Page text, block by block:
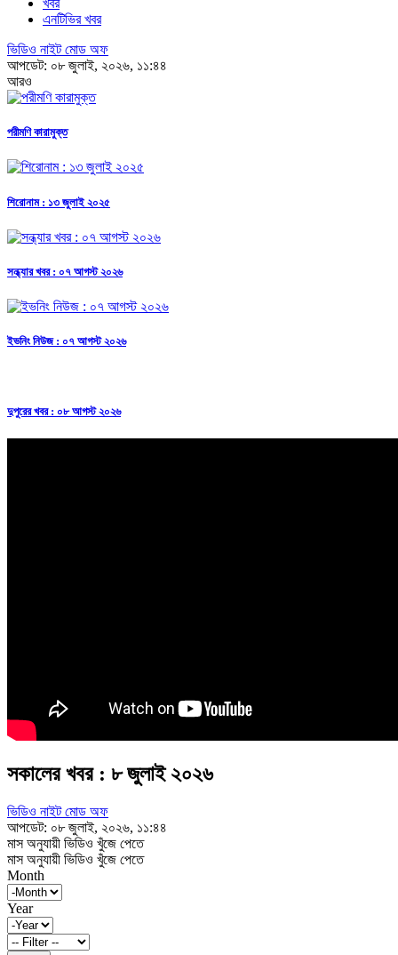
খবর
এনটিভির খবর
ভিডিও নাইট মোড অফ
আপডেট: ০৮ জুলাই, ২০২৬, ১১:৪৪
আরও
পরীমণি কারামুক্ত
শিরোনাম : ১৩ জুলাই ২০২৫
সন্ধ্যার খবর : ০৭ আগস্ট ২০২৬
ইভনিং নিউজ : ০৭ আগস্ট ২০২৬
দুপুরের খবর : ০৮ আগস্ট ২০২৬
সকালের খবর : ৮ জুলাই ২০২৬
ভিডিও নাইট মোড অফ
আপডেট: ০৮ জুলাই, ২০২৬, ১১:৪৪
মাস অনুযায়ী ভিডিও খুঁজে পেতে
মাস অনুযায়ী ভিডিও খুঁজে পেতে
Month
Year